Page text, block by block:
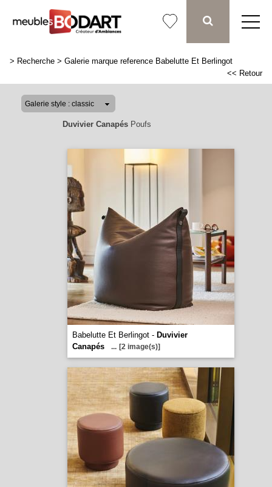
> Recherche > Galerie marque reference Babelutte Et Berlingot
<< Retour
Duvivier CanapésPoufs
Babelutte Et Berlingot - Duvivier
Canapés
... [2 image(s)]